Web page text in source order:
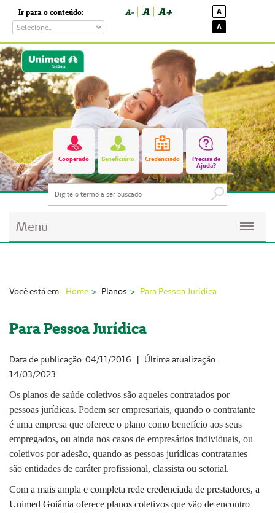
Ir para o conteúdo: A- A A+
A
A
Cooperado Beneficiário Credenciado
Precisa de
Ajuda?
Menu
Imprensa
Institucional
ANS
Você está em: Home Planos Para Pessoa Jurídica
Para Pessoa Jurídica
Data de publicação: 04/11/2016 | Última atualização:
14/03/2023
Os planos de saúde coletivos são aqueles contratados por
pessoas jurídicas. Podem ser empresariais, quando o contratante
é uma empresa que oferece o plano como benefício aos seus
empregados, ou ainda nos casos de empresários individuais, ou
coletivos por adesão, quando as pessoas jurídicas contratantes
são entidades de caráter profissional, classista ou setorial.
Com a mais ampla e completa rede credenciada de prestadores, a
Unimed Goiânia oferece planos coletivos que vão de encontro